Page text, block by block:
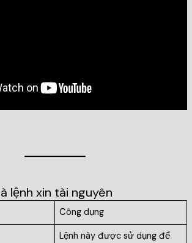
lệnh xin tài nguyên
Công dụng
Lệnh này được sử dụng để